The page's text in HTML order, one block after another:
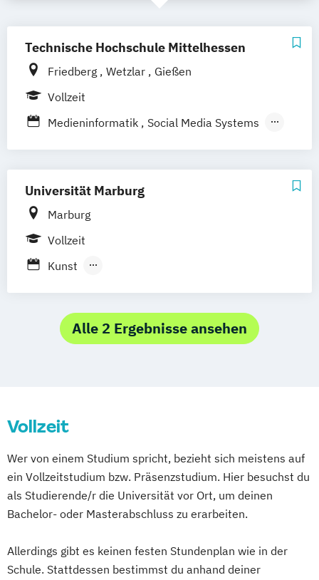
Technische Hochschule Mittelhessen
Friedberg Wetzlar
Gießen
Vollzeit
Medieninformatik
Social Media Systems
Universität Marburg
Marburg
Vollzeit
Kunst
Kunstgeschichte
Kunstgeschichte: Forschung Theorie
Ästhetik
Vermittlung
Alle 2 Ergebnisse ansehen
Vollzeit
Wer von einem Studium spricht, bezieht sich meistens auf
ein Vollzeitstudium bzw. Präsenzstudium. Hier besuchst du
als Studierende/r die Universität vor Ort, um deinen
Bachelor- oder Masterabschluss zu erarbeiten.
Allerdings gibt es keinen festen Stundenplan wie in der
Schule. Stattdessen bestimmst du anhand deiner